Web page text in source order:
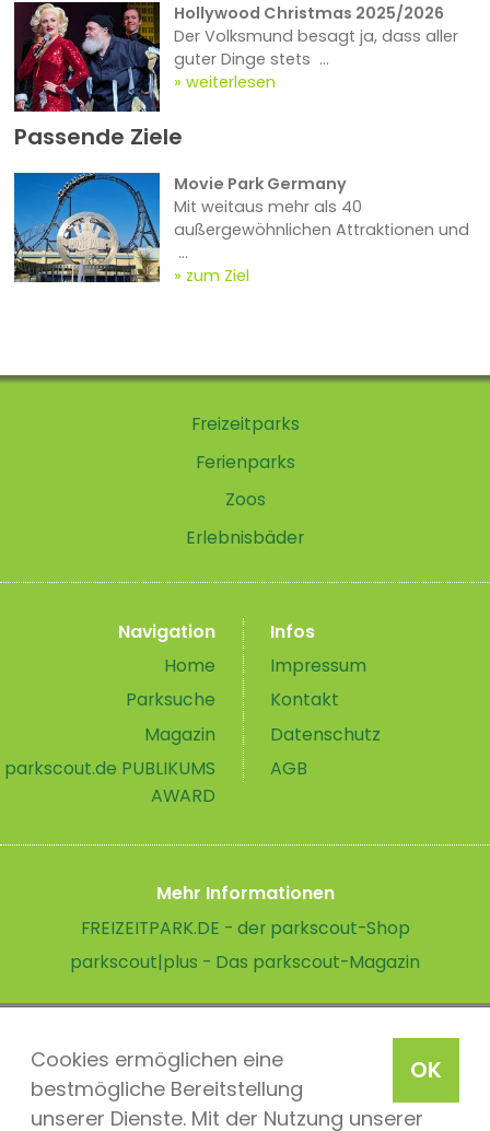
OK
Cookies ermöglichen eine
bestmögliche Bereitstellung
unserer Dienste. Mit der Nutzung unserer
Hollywood Christmas 2025/2026
Der Volksmund besagt ja, dass aller
guter Dinge stets ...
weiterlesen
Passende Ziele
Movie Park Germany
Mit weitaus mehr als 40
außergewöhnlichen Attraktionen und
...
zum Ziel
Freizeitparks
Ferienparks
Zoos
Erlebnisbäder
Navigation
Home
Parksuche
Magazin
parkscout.de PUBLIKUMS
AWARD
Infos
Impressum
Kontakt
Datenschutz
AGB
Mehr Informationen
FREIZEITPARK.DE - der parkscout-Shop
parkscout|plus - Das parkscout-Magazin